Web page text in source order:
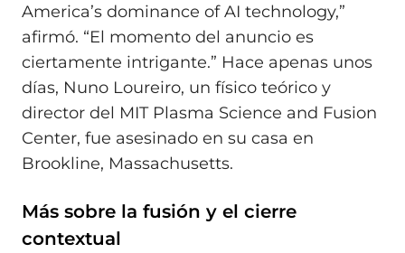
America’s dominance of AI technology,”
afirmó. “El momento del anuncio es
ciertamente intrigante.” Hace apenas unos
días, Nuno Loureiro, un físico teórico y
director del MIT Plasma Science and Fusion
Center, fue asesinado en su casa en
Brookline, Massachusetts.
Más sobre la fusión y el cierre
contextual